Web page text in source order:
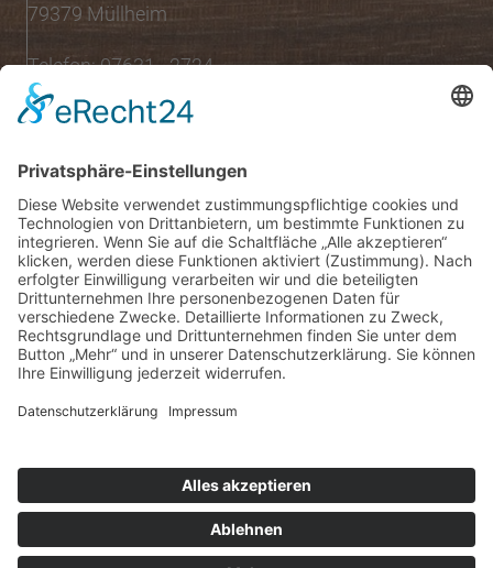
79379 Müllheim
Telefon: 07631 - 2724
Öffnungszeiten
08:00 Uhr - 13:00 Uhr
Mo.,Di., Do., Fr.:
15:00 Uhr - 18:30 Uhr
Mittwoch nachmittags geschlossen
Folgen Sie uns auf:
INSTAGRAM
FACEBOOK
© 2026 - Metzgerei Pfunder